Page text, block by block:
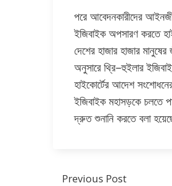
পরে আবেদনকারীদের
ইজিবাইক অপসারণ করতে
দেশের হাজার হাজার
অনুসারে থ্রি–হুইলার
হাইকোর্টের আদেশ
ইজিবাইক মহাসড়কে চলতে
দ্রুত শুনানি করতে বলা
Previous Post